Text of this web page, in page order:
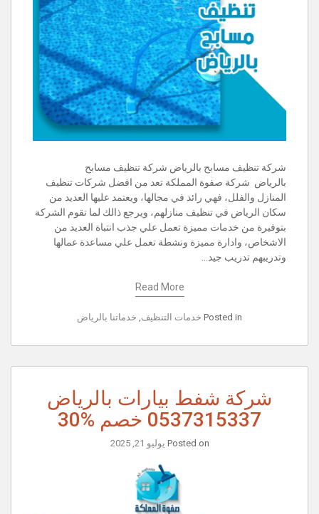
شركة تنظيف مسابح بالرياض شركة تنظيف مسابح
بالرياض شركة صفوة المملكة تعد من افضل شركات تنظيف
المنازل والفلل، فهي رائد في مجالها، ويعتمد عليها العديد من
سكان الرياض في تنظيف منازلهم، ويرجع ذالك لما تقوم الشركة
بتوفيرة من خدمات مميزة تعمل علي جذب انتباة العديد من
الاشخاص، وادارة مميزة ونشطة تعمل علي مساعدة عمالها
وتدريبهم تدريب جيد…
Read More
Posted in خدمات التنظيف, خدماتنا بالرياض
شركة شفط بيارات بالرياض
0537315337 خصم %30
Posted on يوليو 21, 2025